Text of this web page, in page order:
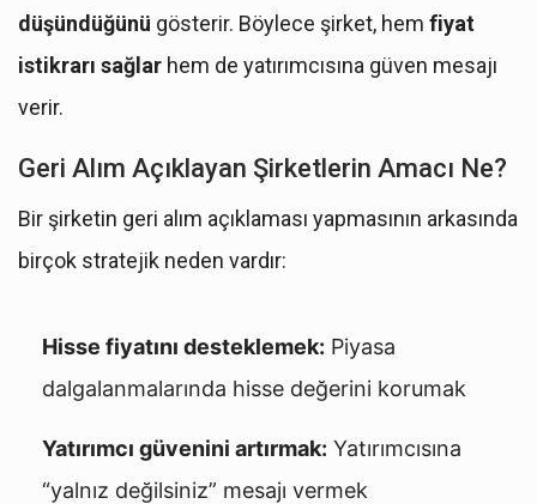
düşündüğünü gösterir. Böylece şirket, hem fiyat
istikrarı sağlar hem de yatırımcısına güven mesajı
verir.
Geri Alım Açıklayan Şirketlerin Amacı Ne?
Bir şirketin geri alım açıklaması yapmasının arkasında
birçok stratejik neden vardır:
Hisse fiyatını desteklemek: Piyasa
dalgalanmalarında hisse değerini korumak
Yatırımcı güvenini artırmak: Yatırımcısına
“yalnız değilsiniz” mesajı vermek